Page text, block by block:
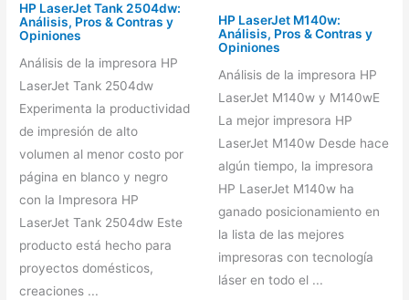
HP LaserJet Tank 2504dw:
Análisis, Pros & Contras y
Opiniones
Análisis de la impresora HP
LaserJet Tank 2504dw
Experimenta la productividad
de impresión de alto
volumen al menor costo por
página en blanco y negro
con la Impresora HP
LaserJet Tank 2504dw Este
producto está hecho para
proyectos domésticos,
creaciones ...
HP LaserJet M140w:
Análisis, Pros & Contras y
Opiniones
Análisis de la impresora HP
LaserJet M140w y M140wE
La mejor impresora HP
LaserJet M140w Desde hace
algún tiempo, la impresora
HP LaserJet M140w ha
ganado posicionamiento en
la lista de las mejores
impresoras con tecnología
láser en todo el ...